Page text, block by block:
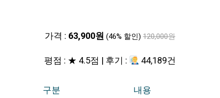
가격 : 63,900원 (46% 할인) 120,000원
평점 : ★ 4.5점 | 후기 : 44,189건
구분
내용